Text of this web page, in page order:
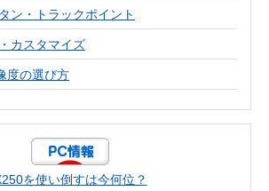
ン・トラックポイント
カスタマイズ
度の選び方
を使い倒すは今何位？